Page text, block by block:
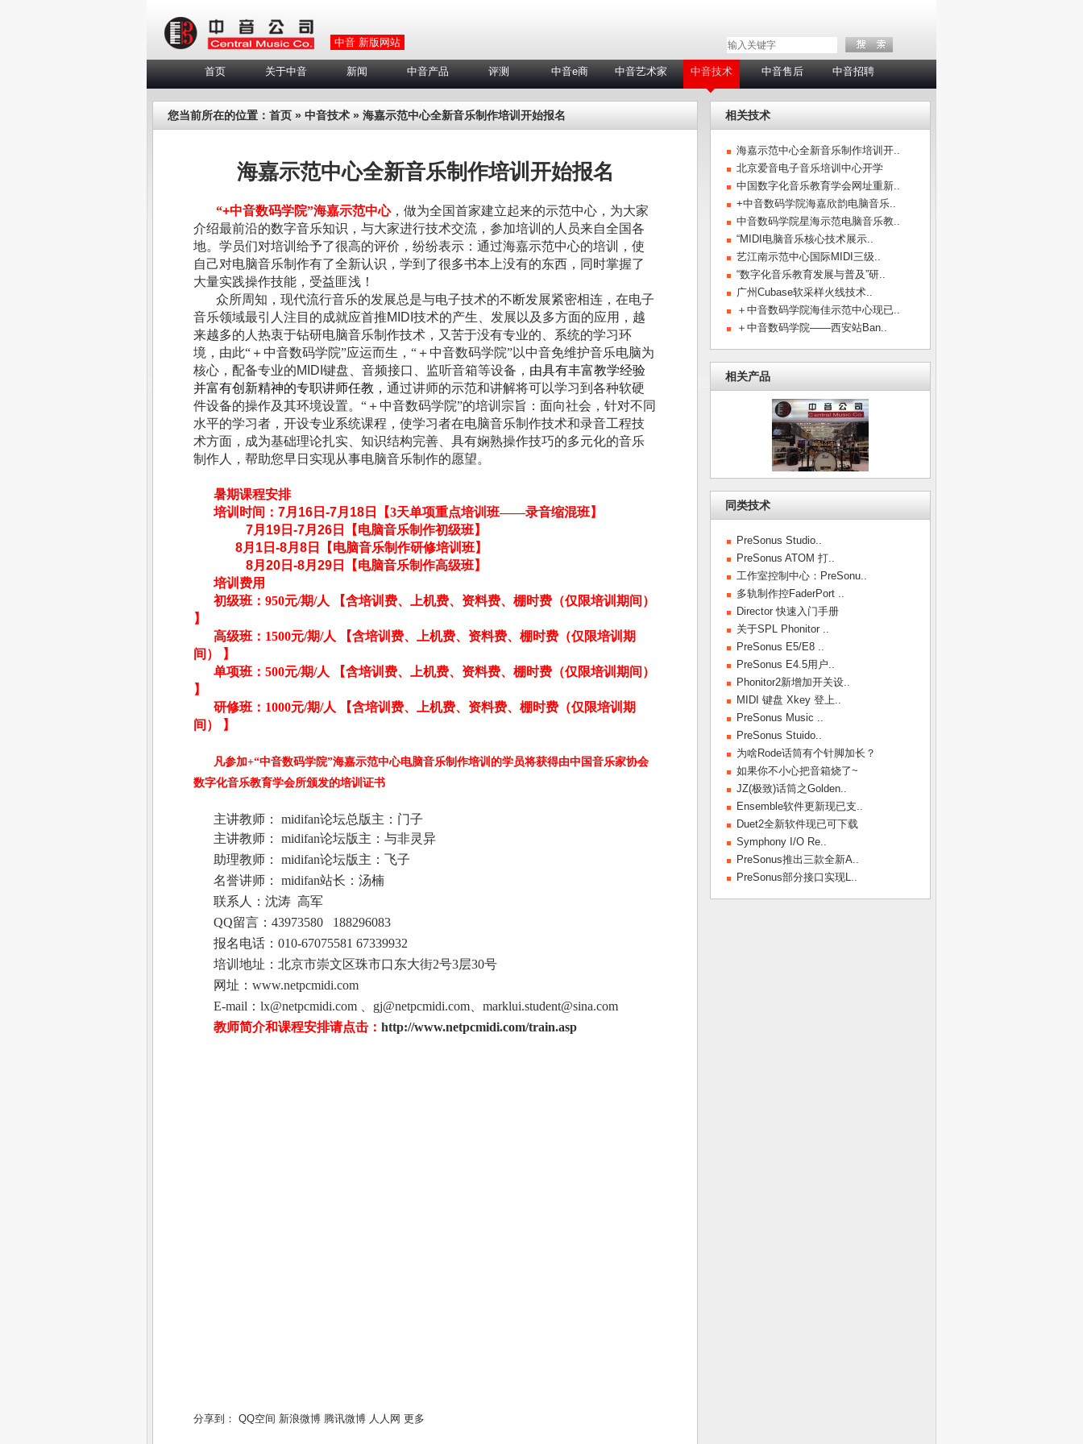
中音 新版网站
首页 关于中音 新闻 中音产品 评测 中音e商 中音艺术家 中音技术 中音售后 中音招聘
您当前所在的位置： 首页 » 中音技术 » 海嘉示范中心全新音乐制作培训开始报名
海嘉示范中心全新音乐制作培训开始报名
“+中音数码学院”海嘉示范中心，做为全国首家建立起来的示范中心，为大家
介绍最前沿的数字音乐知识，与大家进行技术交流，参加培训的人员来自全国各
地。学员们对培训给予了很高的评价，纷纷表示：通过海嘉示范中心的培训，使
自己对电脑音乐制作有了全新认识，学到了很多书本上没有的东西，同时掌握了
大量实践操作技能，受益匪浅！
众所周知，现代流行音乐的发展总是与电子技术的不断发展紧密相连，在电子
音乐领域最引人注目的成就应首推MIDI 技术的产生、发展以及多方面的应用，越
来越多的人热衷于钻研电脑音乐制作技术，又苦于没有专业的、系统的学习环
境，由此“ ＋中音数码学院”应运而生， “ ＋中音数码学院”以中音免维护音乐电脑为
核心，配备专业的MIDI 键盘、音频接口、监听音箱等设备， 由具有丰富教学经验
并富有创新精神的专职讲师任教， 通过讲师的示范和讲解将可以学习到各种软硬
件设备的操作及其环境设置。 “ ＋中音数码学院”的培训宗旨： 面向社会，针对不同
水平的学习者，开设专业系统课程，使学习者在电脑音乐制作技术和录音工程技
术方面，成为基础理论扎实、知识结构完善、具有娴熟操作技巧的多元化的音乐
制作人，帮助您早日实现从事电脑音乐制作的愿望。
暑期课程安排
培训时间： 7月 16 日 -7月 18 日 【3天单项重点培训班――录音缩混班】
7月 19 日 -7月 26 日
【电脑音乐制作初级班】
8月 1 日 -8月 8 日
【电脑音乐制作研修培训班】
8月 20 日 -8月 29 日【电脑音乐制作高级班】
培训费用
初级班： 950元/期/人
【含培训费、上机费、资料费、棚时费（仅限培训期间）
】
高级班： 1500元/期/人
【含培训费、上机费、资料费、棚时费（仅限培训期
间）
】
单项班： 500元/期/人
【含培训费、上机费、资料费、棚时费（仅限培训期间）
】
研修班： 1000元/期/人
【含培训费、上机费、资料费、棚时费（仅限培训期
间）
】
凡参加+“中音数码学院”海嘉示范中心电脑音乐制作培训的学员将获得由中国音乐家协会
数字化音乐教育学会所颁发的培训证书
主讲教师： midifan论坛总版主：门子
主讲教师：
midifan论坛版主：与非灵异
助理教师：
midifan论坛版主：飞子
名誉讲师：
midifan站长：汤楠
联系人：沈涛 高军
QQ留言： 43973580
188296083
报名电话： 010-67075581 67339932
培训地址：北京市崇文区珠市口东大街2号3层30号
网址： www.netpcmidi.com
E-mail ： lx@netpcmidi.com gj@netpcmidi.com
marklui.student@sina.com
教师简介和课程安排请点击： http://www.netpcmidi.com/train.asp
分享到： QQ空间 新浪微博 腾讯微博 人人网 更多
相关技术
海嘉示范中心全新音乐制作培训开..
北京爱音电子音乐培训中心开学
中国数字化音乐教育学会网址重新..
+中音数码学院海嘉欣韵电脑音乐..
中音数码学院星海示范电脑音乐教..
“MIDI电脑音乐核心技术展示..
艺江南示范中心国际MIDI三级..
“数字化音乐教育发展与普及”研..
广州Cubase软采样火线技术..
＋中音数码学院海佳示范中心现已..
＋中音数码学院――西安站Ban..
相关产品
同类技术
PreSonus Studio..
PreSonus ATOM 打..
工作室控制中心：PreSonu..
多轨制作控FaderPort ..
Director 快速入门手册
关于SPL Phonitor ..
PreSonus E5/E8 ..
PreSonus E4.5用户..
Phonitor2新增加开关设..
MIDI 键盘 Xkey 登上..
PreSonus Music ..
PreSonus Stuido..
为啥Rode话筒有个针脚加长？
如果你不小心把音箱烧了~
JZ(极致)话筒之Golden..
Ensemble软件更新现已支..
Duet2全新软件现已可下载
Symphony I/O Re..
PreSonus推出三款全新A..
PreSonus部分接口实现L..